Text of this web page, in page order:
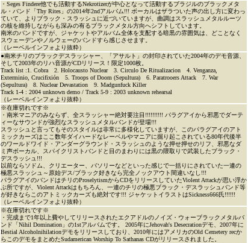
・Seges Findere他でも活動するNekrotizerが中心となって活動するブラジルのブラックメタ
ル・バンド「Thy Rites」の2014年2ndアルバム!!! ボーカルはザラついた声の出し方に変わっ
ていて、よりブラック・スラッシュに近づいていますが、曲調はスラッシュメタルルーツ
の核を維持しながらも深みの有るブラックメタル方向へシフトしています。
南米のバンドですが、ジャケットやアルバム全体を支配する暗黒の雰囲気は、どことなく
スウェーデンやノルウェーのバンドすら感じさせます。
（レーベルインフォより抜粋）
●南米チリのブラックデスラッシャー、「アサルト」の封印されていた2004年のデモ音源、
そして2003年のリハ音源がCDリリース！限定1000枚。
Track list :1. Cobra 2. Holocausto Nuclear 3. Circulo De Ritualizacion 4. Venganza,
Exterminio, Crucifixión 5. Troops of Doom (Sepultura) 6. Paratrooers Attack 7. War
(Sepultura) 8. Nuclear Devastation 9. Madgunfuck Killer
Track 1-4 : 2004 unknown demo / Track 5-9 : 2003 unknown rehearsal
（レーベルインフォより抜粋）
※在庫切れです※
・南米マニアのみならず、全スラッシャー絶対要注目!!!!!!!!!! パラグアイから邪悪でダーテ
ィーなサウンドが強烈なスラッシュメタルバンドが登場!!!
スラッシュと言ってもそのスタイルは非常に多様化していますが、このパラグアイのアト
ミックカーズはここ数年ダイハードなレーベルやマニアに掘り起こされている80年代後半
のワールドワイド・アンダーグラウンド・スラッシュのような押せ押せのリフ、邪悪なダ
ミ声ボーカル、スパイクリストバンドと目のまわりには黒の隈取りで武装したブラック・
デスラッシュ!!!
以前ならソドム、クリエーター、バソリーなどといった感じで一括りにされていた一連の
極悪スラッシュ～原始デス/ブラック好きなら完全ノックアウト間違いなし!!!
パラグアイのバンドはチリのProselytismからCDをリリースしていたViolent Attackが思い浮か
ぶ所ですが、Violent Attackはもちろん、一連のチリの極悪ブラック・デスラッシュバンド等
が好きならこのアトミックカーズも絶対です!!! ジャケットイラストはSickness666氏!!!!!!
（レーベルインフォより抜粋）
※在庫切れです※
・完成まで1年以上費やしてリリースされたエクアドルのノイズ・ウォーブラックメタルバ
ンド「Nihil Domination」の1stアルバムです。 2005年にJehovah's Desecrationデモ、2007年に
Bestial Alcoholnihilationデモをリリースしており、2010年にはアメリカのOld Cemetery recか
らこのデモをまとめたSudamerican Worship To Sathanas CDがリリースされました。